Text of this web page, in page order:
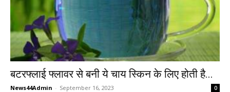
बटरफ्लाई फ्लावर से बनी ये चाय स्किन के लिए होती है...
News44Admin - September 16, 2023 0